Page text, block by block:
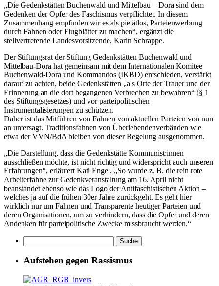
„Die Gedenkstätten Buchenwald und Mittelbau – Dora sind dem
Gedenken der Opfer des Faschismus verpflichtet. In diesem
Zusammenhang empfinden wir es als pietätlos, Parteienwerbung
durch Fahnen oder Flugblätter zu machen“, ergänzt die
stellvertretende Landesvorsitzende, Karin Schrappe.
Der Stiftungsrat der Stiftung Gedenkstätten Buchenwald und
Mittelbau-Dora hat gemeinsam mit dem Internationalen Komitee
Buchenwald-Dora und Kommandos (IKBD) entschieden, verstärkt
darauf zu achten, beide Gedenkstätten „als Orte der Trauer und der
Erinnerung an die dort begangenen Verbrechen zu bewahren“ (§ 1
des Stiftungsgesetzes) und vor parteipolitischen
Instrumentalisierungen zu schützen.
Daher ist das Mitführen von Fahnen von aktuellen Parteien von nun
an untersagt. Traditionsfahnen von Überlebendenverbänden wie
etwa der VVN/BdA bleiben von dieser Regelung ausgenommen.
„Die Darstellung, dass die Gedenkstätte Kommunist:innen
ausschließen möchte, ist nicht richtig und widerspricht auch unseren
Erfahrungen“, erläutert Kati Engel. „So wurde z. B. die rein rote
Arbeiterfahne zur Gedenkveranstaltung am 16. April nicht
beanstandet ebenso wie das Logo der Antifaschistischen Aktion –
welches ja auf die frühen 30er Jahre zurückgeht. Es geht hier
wirklich nur um Fahnen und Transparente heutiger Parteien und
deren Organisationen, um zu verhindern, dass die Opfer und deren
Andenken für parteipolitische Zwecke missbraucht werden.“
Aufstehen gegen Rassismus